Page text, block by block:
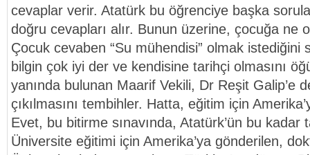
cevaplar verir. Atatürk bu öğrenciye başka
doğru cevapları alır. Bunun üzerine, çocuğa ne
Çocuk cevaben “Su mühendisi” olmak istediğini
bilgin çok iyi der ve kendisine tarihçi olmasını
yanında bulunan Maarif Vekili, Dr Reşit Galip’e
çıkılmasını tembihler. Hatta, eğitim için
Evet, bu bitirme sınavında, Atatürk’ün bu
Üniversite eğitimi için Amerika’ya gönderilen,